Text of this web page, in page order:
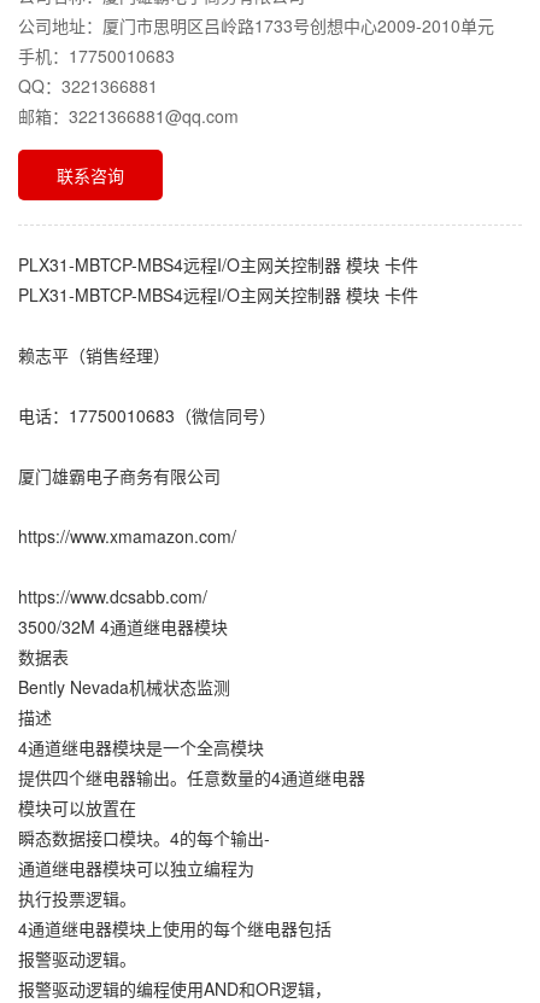
公司地址：厦门市思明区吕岭路1733号创想中心2009-2010单元
手机：17750010683
QQ：3221366881
邮箱：3221366881@qq.com
联系咨询
PLX31-MBTCP-MBS4远程I/O主网关控制器 模块 卡件
PLX31-MBTCP-MBS4远程I/O主网关控制器 模块 卡件
赖志平（销售经理）
电话：17750010683（微信同号）
厦门雄霸电子商务有限公司
https://www.xmamazon.com/
https://www.dcsabb.com/
3500/32M 4通道继电器模块
数据表
Bently Nevada机械状态监测
描述
4通道继电器模块是一个全高模块
提供四个继电器输出。任意数量的4通道继电器
模块可以放置在
瞬态数据接口模块。4的每个输出-
通道继电器模块可以独立编程为
执行投票逻辑。
4通道继电器模块上使用的每个继电器包括
报警驱动逻辑。
报警驱动逻辑的编程使用AND和OR逻辑，